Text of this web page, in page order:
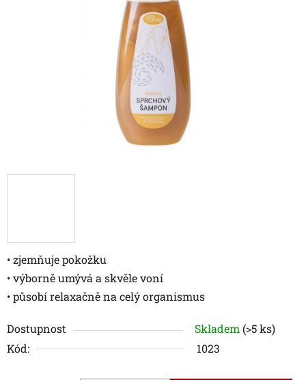
• zjemňuje pokožku
• výborně umývá a skvěle voní
• působí relaxačně na celý organismus
Dostupnost Skladem (>5 ks)
Kód:
1023